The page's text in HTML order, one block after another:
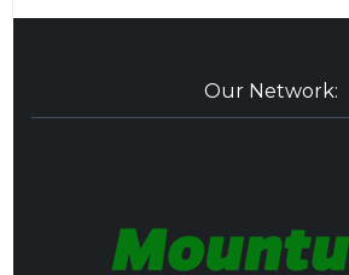
Our Network: